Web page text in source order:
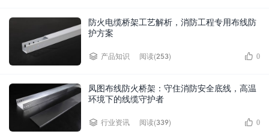
防火电缆桥架工艺解析，消防工程专用布线防
护方案
产品知识 阅读(253) 0
凤图布线防火桥架：守住消防安全底线，高温
环境下的线缆守护者
行业资讯 阅读(339) 0